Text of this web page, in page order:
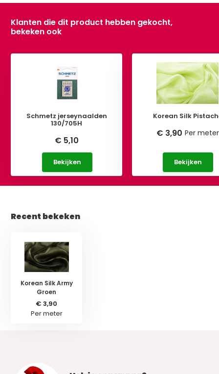
Klanten die dit product hebben gekocht,
bekeken ook
Schmetz jerseynaalden
130/705H
€ 5,10
Bekijken
Korean Silk
€ 3,90 Per meter
Bekijken
Recent bekeken
Korean Silk Army
Groen
€ 3,90
Per meter